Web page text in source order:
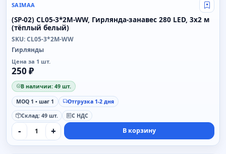
SAIMAA Свой
(SP-02) CL05-3*2M-WW, Гирлянда-занавес 280 LED, 3x2 м
(тёплый белый)
SKU: CL05-3*2M-WW
Гирлянды
Цена за 1 шт.
250 ₽
В наличии: 49 шт.
MOQ 1 • шаг 1
Отгрузка 1-2 дня
Склад: 49 шт.
С НДС
- + В корзину